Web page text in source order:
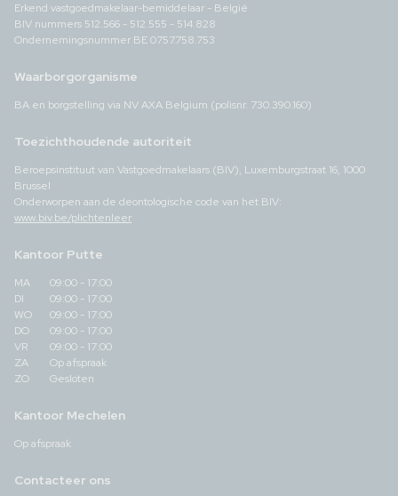
Erkend vastgoedmakelaar-bemiddelaar - België
BIV nummers 512.566 - 512.555 - 514.828
Ondernemingsnummer BE 0757.758.753
Waarborgorganisme
BA en borgstelling via NV AXA Belgium (polisnr. 730.390.160)
Toezichthoudende autoriteit
Beroepsinstituut van Vastgoedmakelaars (BIV), Luxemburgstraat 16, 1000
Brussel
Onderworpen aan de deontologische code van het BIV:
www.biv.be/plichtenleer
Kantoor Putte
MA
09:00 - 17:00
DI
09:00 - 17:00
WO
09:00 - 17:00
DO
09:00 - 17:00
VR
09:00 - 17:00
ZA
Op afspraak
ZO
Gesloten
Kantoor Mechelen
Op afspraak
Contacteer ons